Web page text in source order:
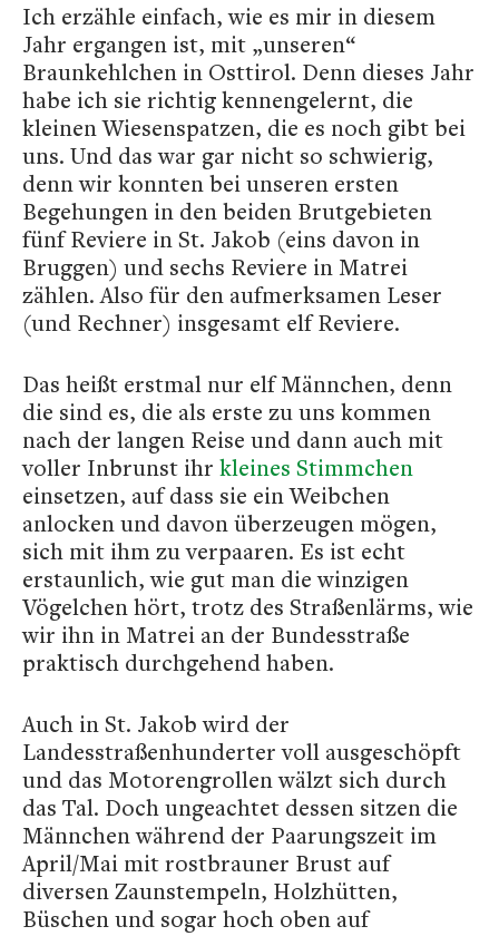
Ich erzähle einfach, wie es mir in diesem
Jahr ergangen ist, mit „unseren“
Braunkehlchen in Osttirol. Denn dieses Jahr
habe ich sie richtig kennengelernt, die
kleinen Wiesenspatzen, die es noch gibt bei
uns. Und das war gar nicht so schwierig,
denn wir konnten bei unseren ersten
Begehungen in den beiden Brutgebieten
fünf Reviere in St. Jakob (eins davon in
Bruggen) und sechs Reviere in Matrei
zählen. Also für den aufmerksamen Leser
(und Rechner) insgesamt elf Reviere.
Das heißt erstmal nur elf Männchen, denn
die sind es, die als erste zu uns kommen
nach der langen Reise und dann auch mit
voller Inbrunst ihr kleines Stimmchen
einsetzen, auf dass sie ein Weibchen
anlocken und davon überzeugen mögen,
sich mit ihm zu verpaaren. Es ist echt
erstaunlich, wie gut man die winzigen
Vögelchen hört, trotz des Straßenlärms, wie
wir ihn in Matrei an der Bundesstraße
praktisch durchgehend haben.
Auch in St. Jakob wird der
Landesstraßenhunderter voll ausgeschöpft
und das Motorengrollen wälzt sich durch
das Tal. Doch ungeachtet dessen sitzen die
Männchen während der Paarungszeit im
April/Mai mit rostbrauner Brust auf
diversen Zaunstempeln, Holzhütten,
Büschen und sogar hoch oben auf